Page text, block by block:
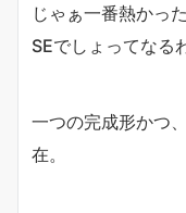
じゃぁ一番熱かっ
SEでしょってなる
一つの完成形かつ
在。